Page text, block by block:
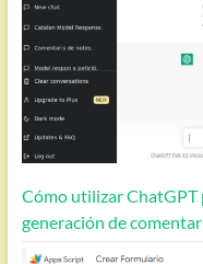
Cómo utilizar ChatGPT
generación de